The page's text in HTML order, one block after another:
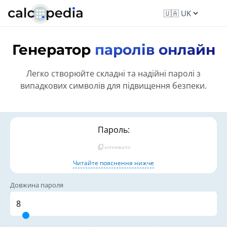
Генератор паролів онлайн
Легко створюйте складні та надійні паролі з
випадкових символів для підвищення безпеки.
Пароль:
content_copy копіювати
Читайте пояснення нижче
Довжина пароля